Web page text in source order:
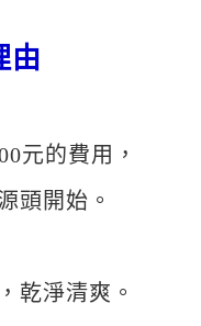
由
元的費用，
頭開始。
乾淨清爽。